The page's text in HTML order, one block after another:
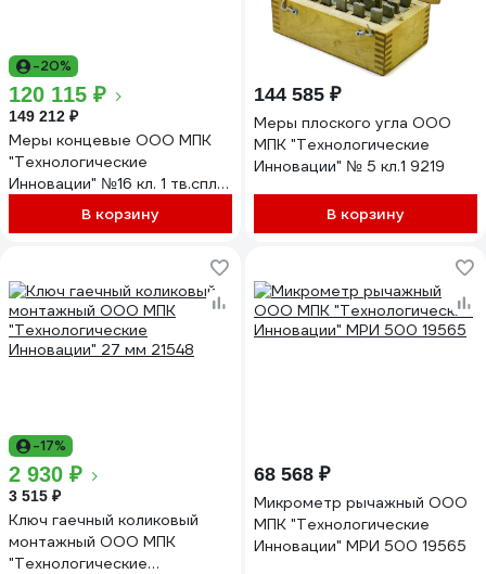
-20%
120 115 ₽
149 212 ₽
Меры концевые ООО МПК
"Технологические
Инновации" №16 кл. 1 тв.спл
В корзину
144 585 ₽
Меры плоского угла ООО
МПК "Технологические
Инновации" № 5 кл.1 9219
В корзину
-17%
2 930 ₽
3 515 ₽
Ключ гаечный коликовый
монтажный ООО МПК
"Технологические
68 568 ₽
Микрометр рычажный ООО
МПК "Технологические
Инновации" МРИ 500 19565